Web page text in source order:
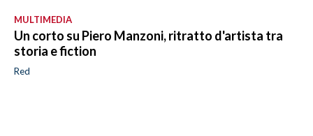
MULTIMEDIA
Un corto su Piero Manzoni, ritratto d'artista tra
storia e fiction
Red